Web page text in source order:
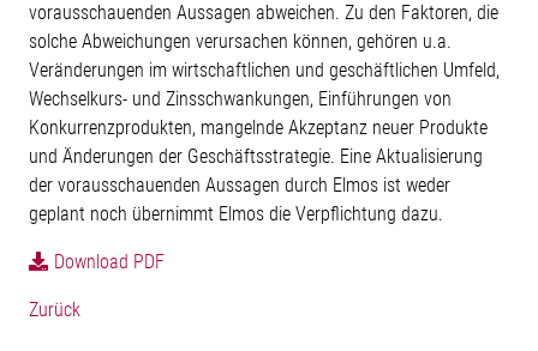
vorausschauenden Aussagen abweichen. Zu den Faktoren, die
solche Abweichungen verursachen können, gehören u.a.
Veränderungen im wirtschaftlichen und geschäftlichen Umfeld,
Wechselkurs- und Zinsschwankungen, Einführungen von
Konkurrenzprodukten, mangelnde Akzeptanz neuer Produkte
und Änderungen der Geschäftsstrategie. Eine Aktualisierung
der vorausschauenden Aussagen durch Elmos ist weder
geplant noch übernimmt Elmos die Verpflichtung dazu.
Download PDF
Zurück